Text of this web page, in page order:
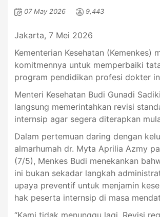
07 May 2026 9,443
Jakarta, 7 Mei 2026
Kementerian Kesehatan (Kemenkes)
komitmennya untuk memperbaiki
program pendidikan profesi dokter
Menteri Kesehatan Budi Gunadi
langsung memerintahkan revisi
internsip agar segera diterapkan
Dalam pertemuan daring dengan
almarhumah dr. Myta Aprilia Azmy
(7/5), Menkes Budi menekankan
ini bukan sekadar langkah
upaya preventif untuk menjamin
hak peserta internsip di masa